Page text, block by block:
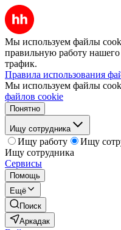
Мы используем файлы
правильную работу нашего
трафик.
Правила использования
Мы используем файлы
файлов cookie
Понятно
Ищу сотрудника
Ищу работу
Ищу
Ищу сотрудника
Сервисы
Помощь
Ещё
Поиск
Аркадак